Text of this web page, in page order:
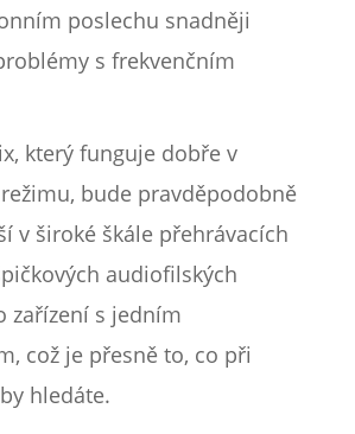
poslechu snadněji
s frekvenčním
který funguje dobře v
bude pravděpodobně
v široké škále přehrávacích
audiofilských
zařízení s jedním
což je přesně to, co při
hledáte.